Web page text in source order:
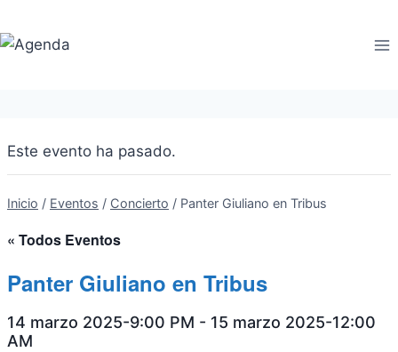
al
contenido
Este evento ha pasado.
Inicio / Eventos / Concierto / Panter Giuliano en Tribus
« Todos Eventos
Panter Giuliano en Tribus
14 marzo 2025-9:00 PM - 15 marzo 2025-12:00
AM